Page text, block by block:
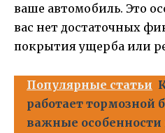
ваше автомобиль. Это
вас нет достаточных
покрытия ущерба или
Популярные статьи
работает тормозной
важные особенности